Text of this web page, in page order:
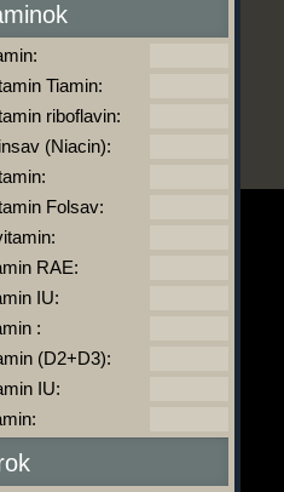
Tiamin:
riboflavin:
(Niacin):
Folsav:
RAE:
IU:
:
(D2+D3):
IU: